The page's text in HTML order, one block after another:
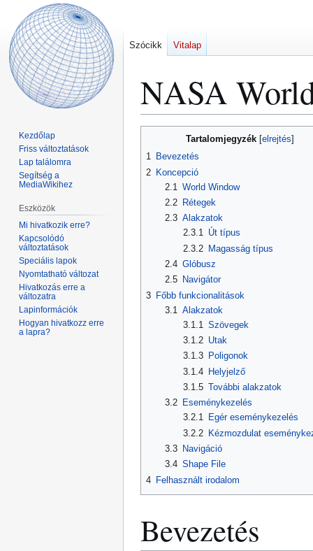
NASA
Tartalomjegyzék
1 Bevezetés
2 Koncepció
2.1
World Window
2.2
Rétegek
2.3 Alakzatok
2.3.1 Út típus
2.3.2 Magasság típus
2.4 Glóbusz
2.5
Navigátor
3 Főbb funkcionalitások
3.1 Alakzatok
3.1.1
Szövegek
3.1.2 Utak
3.1.3 Poligonok
3.1.4 Helyjelző
3.1.5 További alakzatok
3.2
Eseménykezelés
3.2.1 Egér eseménykezelés
3.2.2 Kézmozdulat
3.3
Navigáció
3.4 Shape File
4 Felhasznált irodalom
Bevezetés
Szócikk Vitalap
Kezdőlap
Friss változtatások
Lap találomra
Segítség a
MediaWikihez
Eszközök
Mi hivatkozik erre?
Kapcsolódó
változtatások
Speciális lapok
Nyomtatható változat
Hivatkozás erre a
változatra
Lapinformációk
Hogyan hivatkozz erre
a lapra?